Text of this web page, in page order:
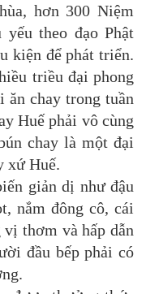
hơn 300 Niệm
theo đạo Phật
kiện để phát triển.
triều đại phong
ăn chay trong tuần
Huế phải vô cùng
chay là một đại
xứ Huế.
giản dị như đậu
nắm đông cô, cái
vị thơm và hấp dẫn
đầu bếp phải có